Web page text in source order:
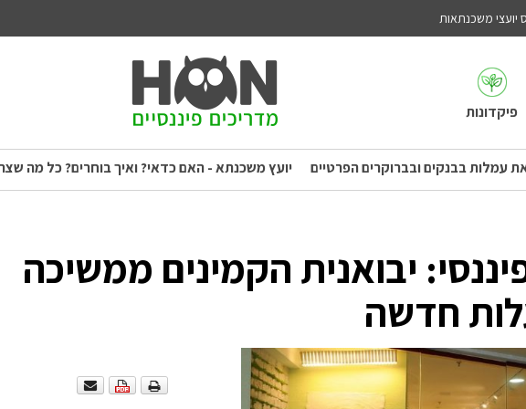
יועצי משכנתאות
פיקדונות
עמלות בבנקים ובברוקרים הפרטיים יועץ משכנתא - האם כדאי? ואיך בוחרים? כל מה
יבואנית הקמינים ממשיכה
חדשה